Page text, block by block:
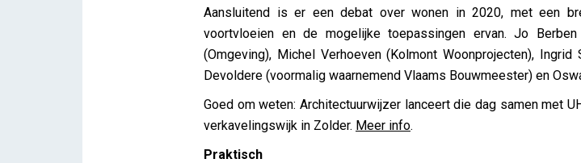
Aansluitend is er een debat over wonen in 2020, met een
voortvloeien en de mogelijke toepassingen ervan. Jo
(Omgeving), Michel Verhoeven (Kolmont Woonprojecten),
Devoldere (voormalig waarnemend Vlaams Bouwmeester) en
Goed om weten: Architectuurwijzer lanceert die dag samen met
verkavelingswijk in Zolder. Meer info.
Praktisch